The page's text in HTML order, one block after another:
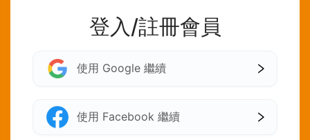
登入/註冊會員
使用 Google 繼續
使用 Facebook 繼續